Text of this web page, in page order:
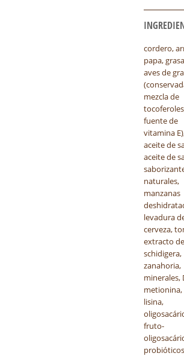
cordero,
papa,
aves de
mezcla de
fuente de
vitamina
aceite de
aceite de
naturales,
manzanas
levadura
cerveza,
extracto
schidigera,
zanahoria,
minerales,
metionina,
lisina,
fruto-
probióticos